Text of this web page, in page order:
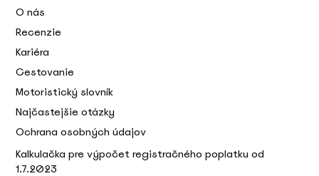
O nás
Recenzie
Kariéra
Cestovanie
Motoristický slovník
Najčastejšie otázky
Ochrana osobných údajov
Kalkulačka pre výpočet registračného poplatku od
1.7.2023